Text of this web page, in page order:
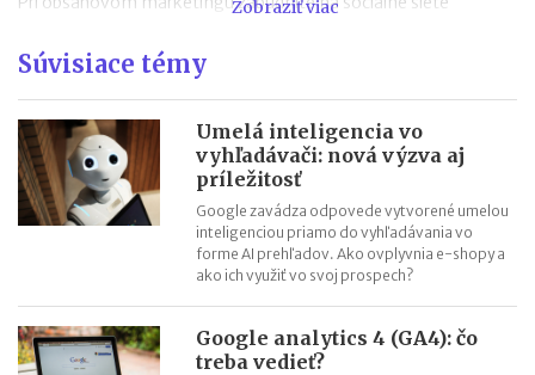
Konkurenčná výhoda: Ukážte ľudskú tvár firmy cez natívny
obsah
Ako tvorba obsahu nahradí prieskum trhu
Ako urobiť persóny tak, aby natívna reklama fungovala
Zobraziť viac
Súvisiace témy
Umelá inteligencia vo
vyhľadávači: nová výzva aj
príležitosť
Google zavádza odpovede vytvorené umelou
inteligenciou priamo do vyhľadávania vo
forme AI prehľadov. Ako ovplyvnia e-shopy a
ako ich využiť vo svoj prospech?
Google analytics 4 (GA4): čo
treba vedieť?